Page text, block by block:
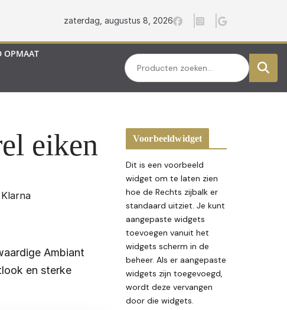
zaterdag, augustus 8, 2026
OPMAAT
Zoeken
eiken
Ambiant
en sterke
Voorbeeldwidget
Dit is een voorbeeld
widget om te laten zien
hoe de Rechts zijbalk er
standaard uitziet. Je kunt
aangepaste widgets
toevoegen vanuit het
widgets scherm in de
beheer. Als er aangepaste
widgets zijn toegevoegd,
wordt deze vervangen
door die widgets.